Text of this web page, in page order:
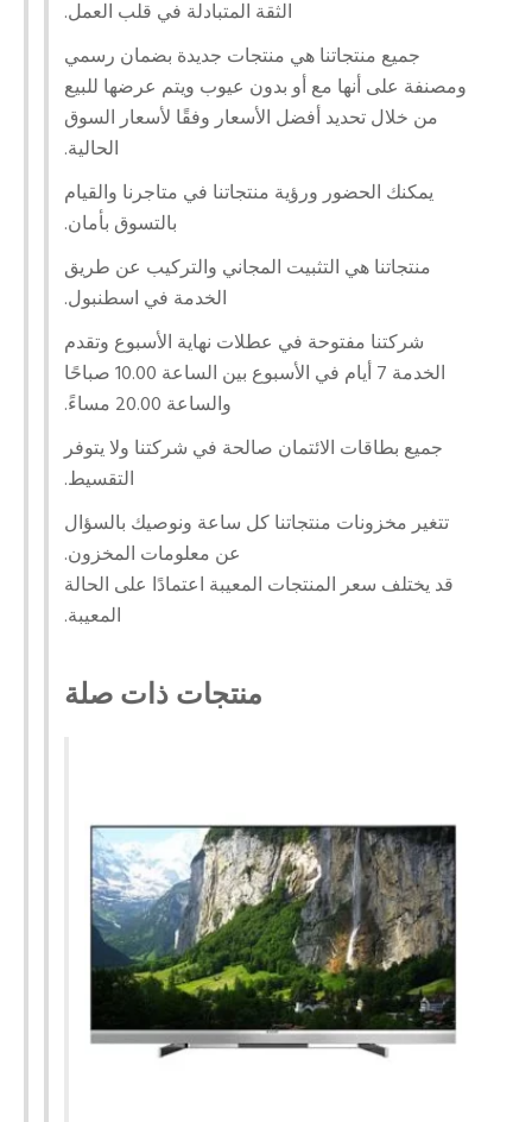
الثقة المتبادلة في قلب العمل.
جميع منتجاتنا هي منتجات جديدة بضمان رسمي
ومصنفة على أنها مع أو بدون عيوب ويتم عرضها للبيع
من خلال تحديد أفضل الأسعار وفقًا لأسعار السوق
الحالية.
يمكنك الحضور ورؤية منتجاتنا في متاجرنا والقيام
بالتسوق بأمان.
منتجاتنا هي التثبيت المجاني والتركيب عن طريق
الخدمة في اسطنبول.
شركتنا مفتوحة في عطلات نهاية الأسبوع وتقدم
الخدمة 7 أيام في الأسبوع بين الساعة 10.00 صباحًا
والساعة 20.00 مساءً.
جميع بطاقات الائتمان صالحة في شركتنا ولا يتوفر
التقسيط.
تتغير مخزونات منتجاتنا كل ساعة ونوصيك بالسؤال
عن معلومات المخزون.
قد يختلف سعر المنتجات المعيبة اعتمادًا على الحالة
المعيبة.
منتجات ذات صلة